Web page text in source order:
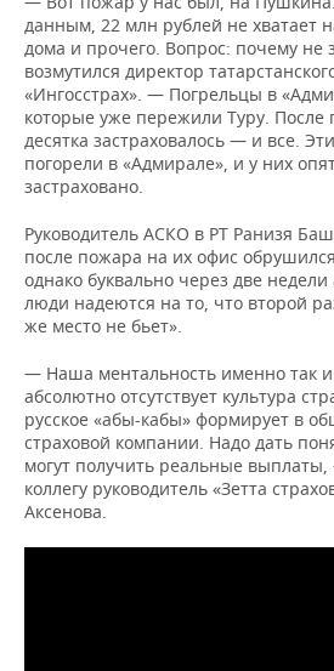
данным, 22 млн рублей не хватает
дома и прочего. Вопрос: почему не
возмутился директор
«Ингосстрах». — Погрельцы в
которые уже пережили Туру. После
десятка застраховалось — и все.
погорели в «Адмирале», и у них
застраховано.
Руководитель АСКО в РТ Ранизя
после пожара на их офис
однако буквально через две
люди надеются на то, что второй
же место не бьет».
— Наша ментальность именно так и
абсолютно отсутствует культура
русское «абы-кабы» формирует в
страховой компании. Надо дать
могут получить реальные
коллегу руководитель «Зетта
Аксенова.